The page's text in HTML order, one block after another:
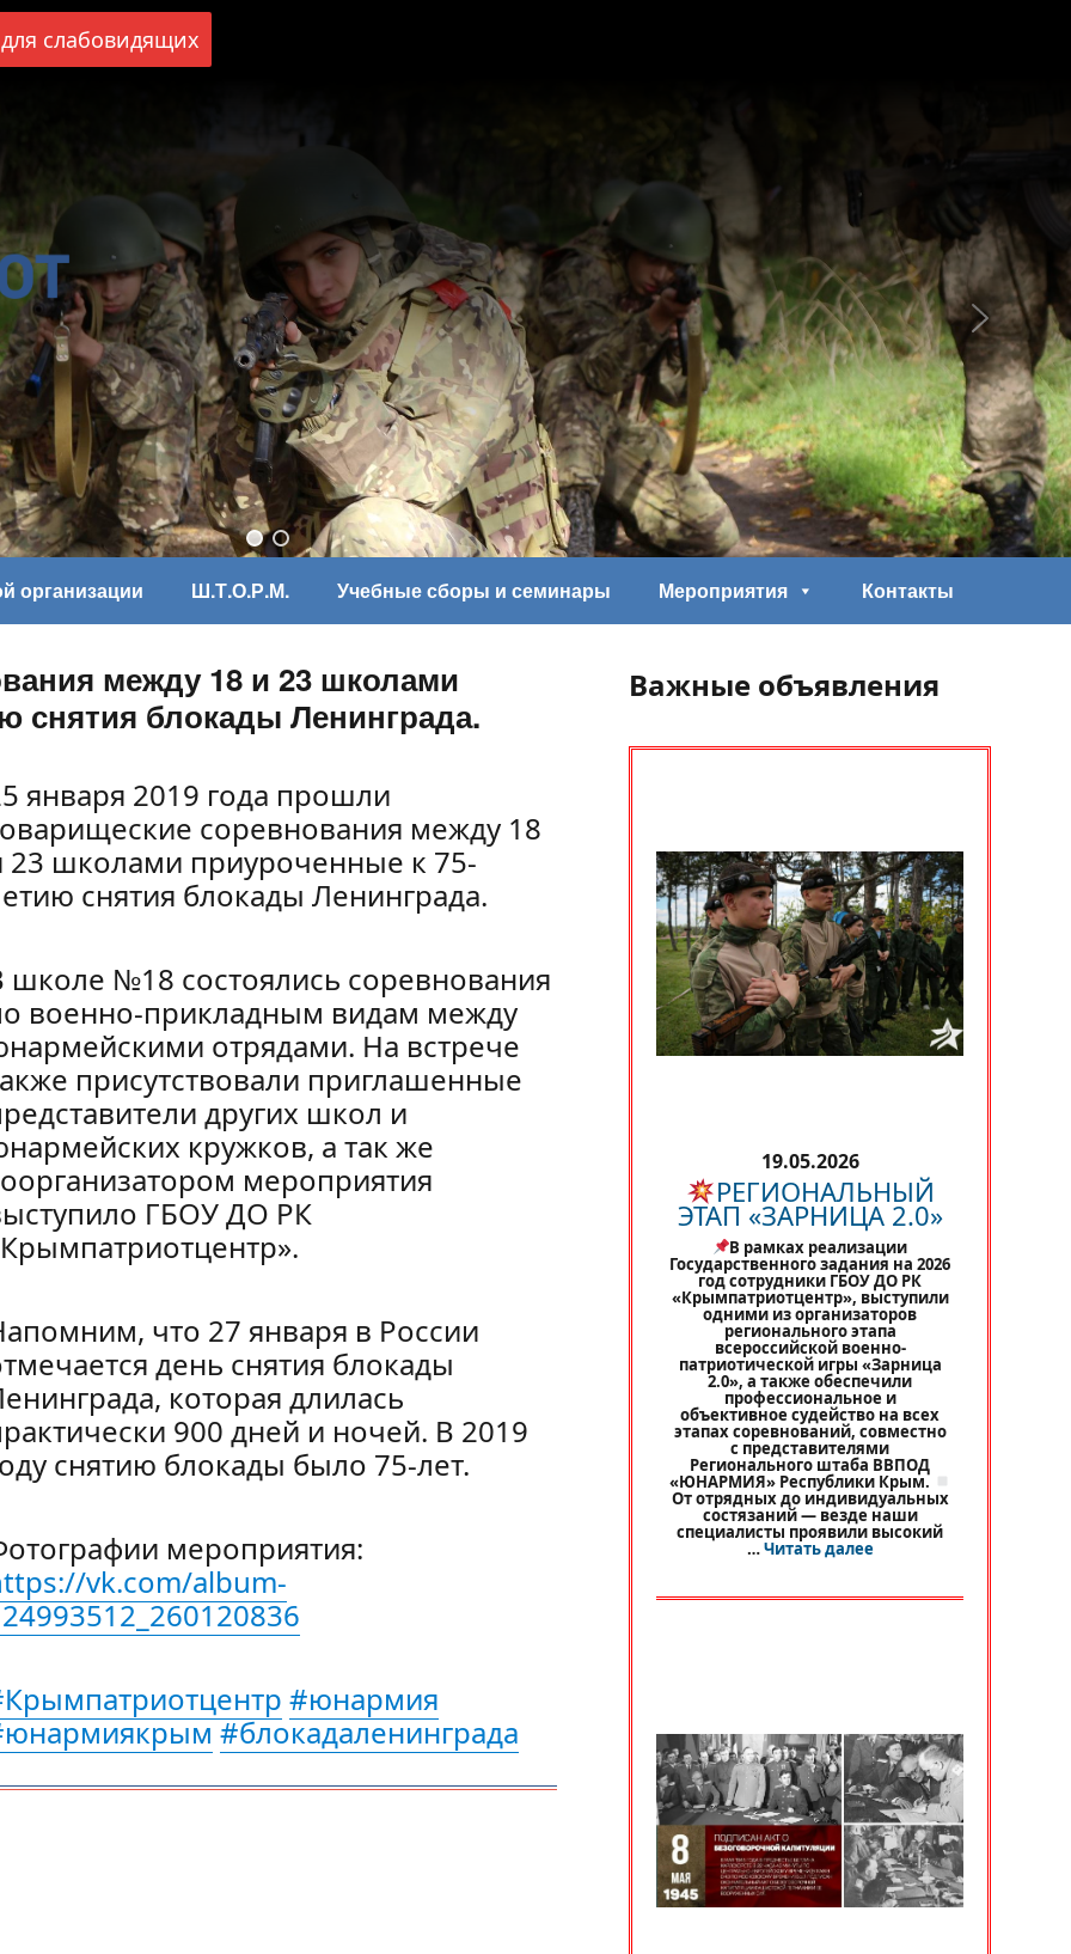
слабовидящих
организации Ш.Т.О.Р.М. Учебные сборы и семинары Мероприятия Контакты
между 18 и 23 школами
снятия блокады Ленинграда.
января 2019 года прошли
соревнования между 18
23 школами приуроченные к 75-
снятия блокады Ленинграда.
школе №18 состоялись соревнования
военно-прикладным видам между
отрядами. На встрече
присутствовали приглашенные
других школ и
кружков, а так же
мероприятия
ГБОУ ДО РК
что 27 января в России
день снятия блокады
которая длилась
900 дней и ночей. В 2019
снятию блокады было 75-лет.
мероприятия:
vk.com/album-
#юнармия
#блокадаленинграда
Важные объявления
19.05.2026
РЕГИОНАЛЬНЫЙ
ЭТАП «ЗАРНИЦА 2.0»
В рамках реализации
Государственного задания на 2026
год сотрудники ГБОУ ДО РК
«Крымпатриотцентр», выступили
одними из организаторов
регионального этапа
всероссийской военно-
патриотической игры «Зарница
2.0», а также обеспечили
профессиональное и
объективное судейство на всех
этапах соревнований, совместно
с представителями
Регионального штаба ВВПОД
«ЮНАРМИЯ» Республики Крым.
От отрядных до индивидуальных
состязаний — везде наши
специалисты проявили высокий
…Читать далее«